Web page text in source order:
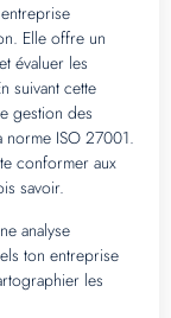
Elle offre un
évaluer les
suivant cette
gestion des
norme ISO 27001.
conformer aux
savoir.
analyse
ton entreprise
les